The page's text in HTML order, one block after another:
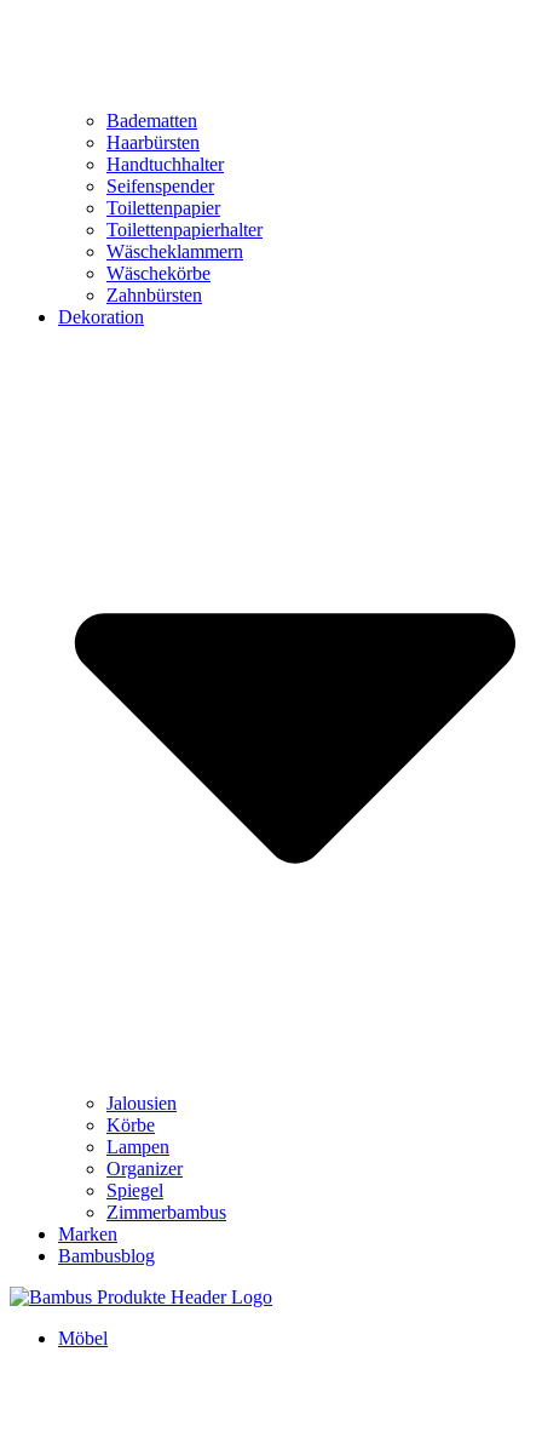
Badematten
Haarbürsten
Handtuchhalter
Seifenspender
Toilettenpapier
Toilettenpapierhalter
Wäscheklammern
Wäschekörbe
Zahnbürsten
Dekoration
Jalousien
Körbe
Lampen
Organizer
Spiegel
Zimmerbambus
Marken
Bambusblog
Möbel